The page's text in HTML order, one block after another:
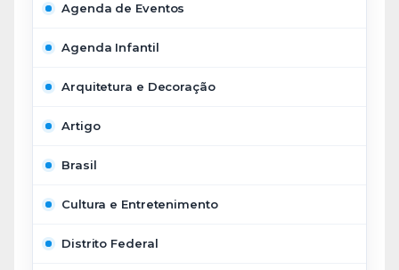
Agenda de Eventos
Agenda Infantil
Arquitetura e Decoração
Artigo
Brasil
Cultura e Entretenimento
Distrito Federal